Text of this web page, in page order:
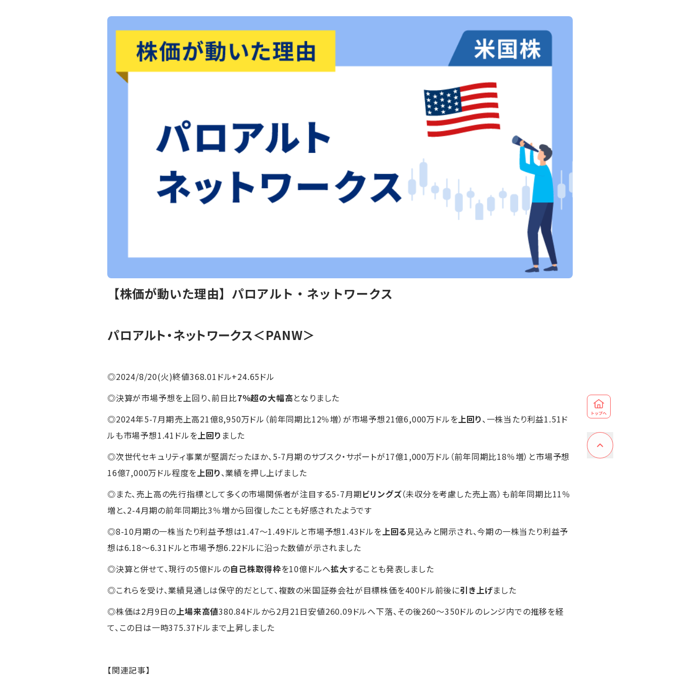
【株価が動いた理由】パロアルト・ネットワークス
パロアルト・ネットワークス＜PANW＞
◎2024/8/20(火)終値368.01ドル+24.65ドル
◎決算が市場予想を上回り、前日比7％超の大幅高となりました
◎2024年5-7月期売上高21億8,950万ドル（前年同期比12％増）が市場予想21億6,000万ドルを 上回り、一株当たり利益1.51ド
ルも市場予想1.41ドルを 上回り ました
◎次世代セキュリティ事業が堅調だったほか、5-7月期のサブスク・サポートが17億1,000万ドル（前年同期比18％増）と市場予想
16億7,000万ドル程度を 上回り、業績を押し上げました
◎また、売上高の先行指標として多くの市場関係者が注目する5-7月期ビリングズ（未収分を考慮した売上高）も前年同期比11％
増と、2-4月期の前年同期比3％増から回復したことも好感されたようです
◎8-10月期の一株当たり利益予想は1.47～1.49ドルと市場予想1.43ドルを 上回る 見込みと開示され、今期の一株当たり利益予
想は6.18～6.31ドルと市場予想6.22ドルに沿った数値が示されました
◎決算と併せて、現行の5億ドルの自己株取得枠を10億ドルへ拡大することも発表しました
◎これらを受け、業績見通しは保守的だとして、複数の米国証券会社が目標株価を400ドル前後に引き上げました
◎株価は2月9日の 上場来高値380.84ドルから2月21日安値260.09ドルへ下落、その後260～350ドルのレンジ内での推移を経
て、この日は一時375.37ドルまで上昇しました
【関連記事】